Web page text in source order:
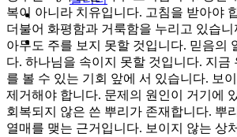
youtube
soundcloud
search
복이 아니라 치유입니다. 고침을 받아야
더불어 화평함과 거룩함을 누리고 있습니
아무도 주를 보지 못할 것입니다. 믿음의
다. 하나님을 속이지 못할 것입니다. 지금
를 볼 수 있는 기회 앞에 서 있습니다. 보
제거해야 합니다. 문제의 원인이 거기에
회복되지 않은 쓴 뿌리가 존재합니다. 뿌
열매를 맺는 근거입니다. 보이지 않는 상